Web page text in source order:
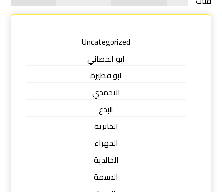
Uncategorized
ابو الحصاني
ابو فطيرة
الاحمدي
البدع
الجابرية
الجهراء
الخالدية
الدسمة